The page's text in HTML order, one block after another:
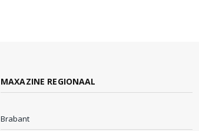
MAXAZINE REGIONAAL
Brabant